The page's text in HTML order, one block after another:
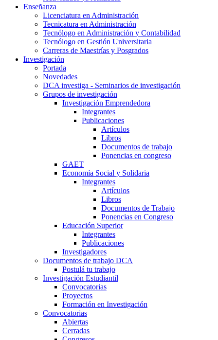
Enseñanza
Licenciatura en Administración
Tecnicatura en Administración
Tecnólogo en Administración y Contabilidad
Tecnólogo en Gestión Universitaria
Carreras de Maestrías y Posgrados
Investigación
Portada
Novedades
DCA investiga - Seminarios de investigación
Grupos de investigación
Investigación Emprendedora
Integrantes
Publicaciones
Artículos
Libros
Documentos de trabajo
Ponencias en congreso
GAET
Economía Social y Solidaria
Integrantes
Artículos
Libros
Documentos de Trabajo
Ponencias en Congreso
Educación Superior
Integrantes
Publicaciones
Investigadores
Documentos de trabajo DCA
Postulá tu trabajo
Investigación Estudiantil
Convocatorias
Proyectos
Formación en Investigación
Convocatorias
Abiertas
Cerradas